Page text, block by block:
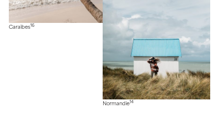
Caraïbes 16
Normandie14